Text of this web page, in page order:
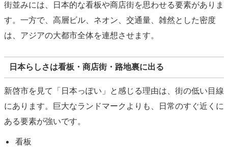
街並みには、日本的な看板や商店街を思わせる要素がありま
す。一方で、高層ビル、ネオン、交通量、雑然とした密度
は、アジアの大都市全体を連想させます。
日本らしさは看板・商店街・路地裏に出る
新啓市を見て「日本っぽい」と感じる理由は、街の低い目線
にあります。巨大なランドマークよりも、日常のすぐ近くに
ある要素が強いです。
看板